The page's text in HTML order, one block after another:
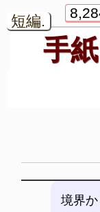
短編.
手
境界